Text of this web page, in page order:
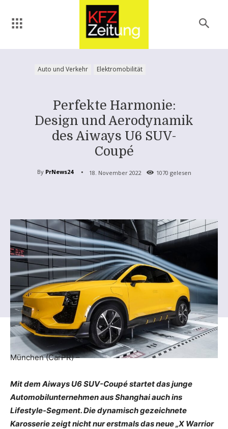
Auto und Verkehr Elektromobilität
Perfekte Harmonie:
Design und Aerodynamik
des Aiways U6 SUV-
Coupé
By PrNews24 18. November 2022 1070 gelesen
München (CarPR) –
Mit dem Aiways U6 SUV-Coupé startet das junge
Automobilunternehmen aus Shanghai auch ins
Lifestyle-Segment. Die dynamisch gezeichnete
Karosserie zeigt nicht nur erstmals das neue „X Warrior